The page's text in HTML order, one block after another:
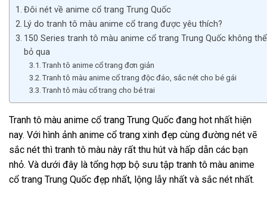
Đôi nét về anime cổ trang Trung Quốc
Lý do tranh tô màu anime cổ trang được yêu thích?
150 Series tranh tô màu anime cổ trang Trung Quốc không thể
bỏ qua
Tranh tô anime cổ trang đơn giản
Tranh tô màu anime cổ trang độc đáo, sắc nét cho bé gái
Tranh tô màu cổ trang cho bé trai
Tranh tô màu anime cổ trang Trung Quốc đang hot nhất hiện
nay. Với hình ảnh anime cổ trang xinh đẹp cùng đường nét vẽ
sắc nét thì tranh tô màu này rất thu hút và hấp dẫn các bạn
nhỏ. Và dưới đây là tổng hợp bộ sưu tập tranh tô màu anime
cổ trang Trung Quốc đẹp nhất, lộng lẫy nhất và sắc nét nhất.